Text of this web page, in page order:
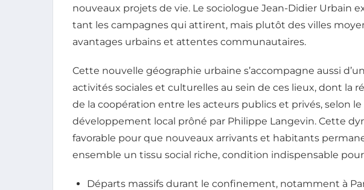
nouveaux projets de vie. Le sociologue Jean-Didier Urbain
tant les campagnes qui attirent, mais plutôt des villes
avantages urbains et attentes communautaires.
Cette nouvelle géographie urbaine s’accompagne aussi
activités sociales et culturelles au sein de ces lieux, dont la
de la coopération entre les acteurs publics et privés, selon
développement local prôné par Philippe Langevin. Cette
favorable pour que nouveaux arrivants et habitants
ensemble un tissu social riche, condition indispensable
Départs massifs durant le confinement, notamment à